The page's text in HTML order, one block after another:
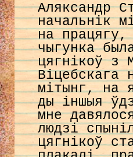
Аляксандр
начальнік
на працягу,
чыгунка
цягнікоў з
Віцебскага
мітынг, на
ды іншыя
мне
людзі
цягнікоў